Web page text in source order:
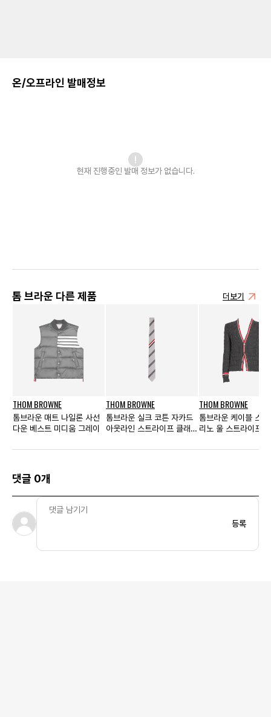
온/오프라인 발매정보
현재 진행중인 발매 정보가 없습니다.
톰 브라운 다른 제품 더보기
THOM BROWNE
톰브라운 매트 나일론 사선
다운 베스트 미디움 그레이
THOM BROWNE
톰브라운 실크 코튼 자카드
아웃라인 스트라이프 클래식
이
THOM BROWNE
톰브라운 케이블 스
리노 울 스트라이프
이
댓글 0개
등록